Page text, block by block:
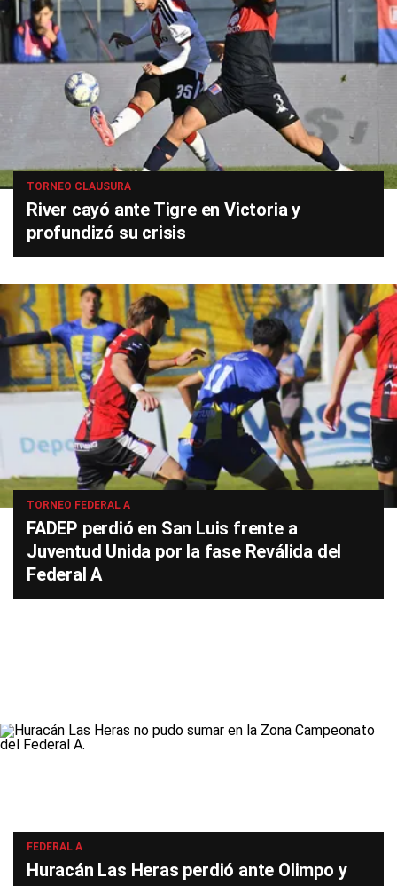
TORNEO CLAUSURA
River cayó ante Tigre en Victoria y
profundizó su crisis
TORNEO FEDERAL A
FADEP perdió en San Luis frente a
Juventud Unida por la fase Reválida del
Federal A
FEDERAL A
Huracán Las Heras perdió ante Olimpo y